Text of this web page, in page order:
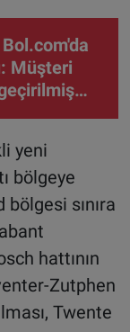
Müşteri
yeni
bölgeye
sınıra
hattının
Zutphen
Twente